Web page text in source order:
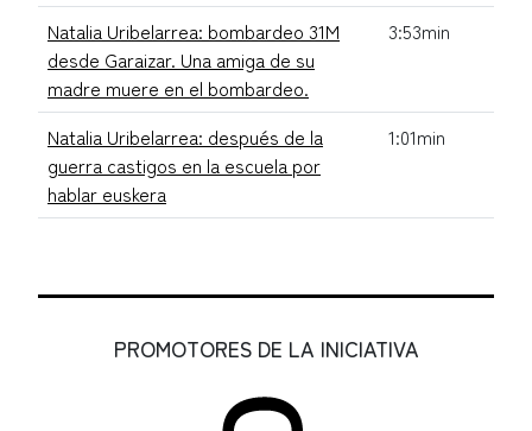
Natalia Uribelarrea: bombardeo 31M
desde Garaizar. Una amiga de su
madre muere en el bombardeo.
3:53min
Natalia Uribelarrea: después de la
guerra castigos en la escuela por
hablar euskera
1:01min
PROMOTORES DE LA INICIATIVA